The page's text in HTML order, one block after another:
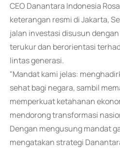
CEO Danantara Indonesia
keterangan resmi di Jakarta,
jalan investasi disusun
terukur dan berorientasi
lintas generasi.
"Mandat kami jelas:
sehat bagi negara, sambil
memperkuat ketahanan
mendorong transformasi
Dengan mengusung mandat
mengatakan strategi